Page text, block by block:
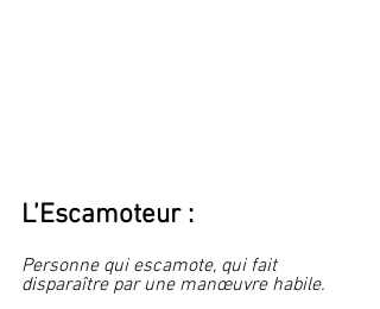
L’Escamoteur :
Personne qui escamote, qui fait
disparaître par une manœuvre habile.